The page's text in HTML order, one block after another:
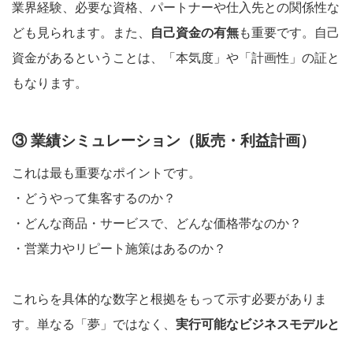
業界経験、必要な資格、パートナーや仕入先との関係性な
ども見られます。また、
自己資金の有無も重要です。自己
資金があるということは、「本気度」や「計画性」の証と
もなります。
③ 業績シミュレーション（販売・利益計画）
これは最も重要なポイントです。
・どうやって集客するのか？
・どんな商品・サービスで、どんな価格帯なのか？
・営業力やリピート施策はあるのか？
これらを具体的な数字と根拠をもって示す必要がありま
す。単なる「夢」ではなく、 実行可能なビジネスモデルと